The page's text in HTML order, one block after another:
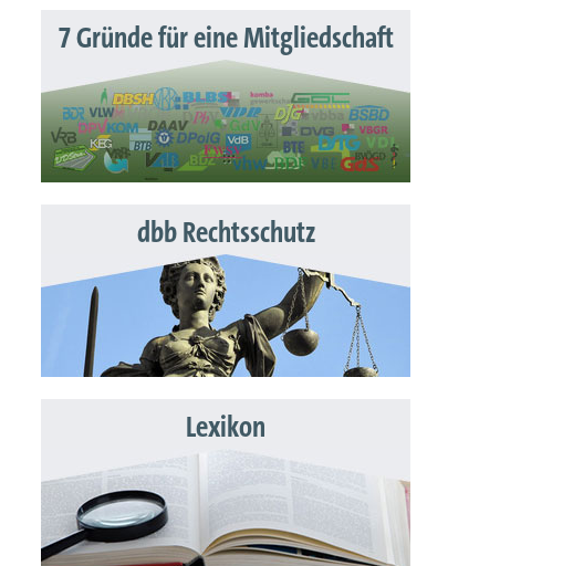
7 Gründe für eine Mitgliedschaft
dbb Rechtsschutz
Lexikon